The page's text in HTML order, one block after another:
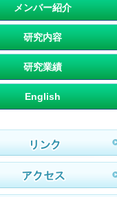
メンバー紹介
研究内容
研究業績
English